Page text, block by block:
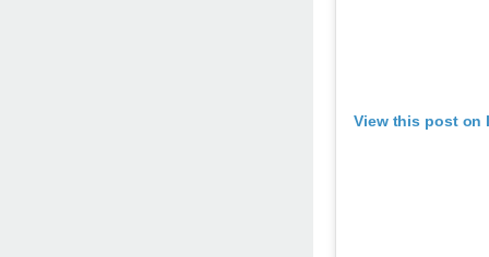
View this post on